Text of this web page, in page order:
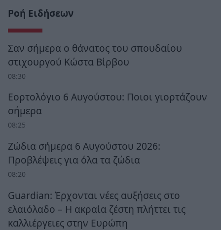
Ροή Ειδήσεων
Σαν σήμερα ο θάνατος του σπουδαίου
στιχουργού Κώστα Βίρβου
08:30
Εορτολόγιο 6 Αυγούστου: Ποιοι γιορτάζουν
σήμερα
08:25
Ζώδια σήμερα 6 Αυγούστου 2026:
Προβλέψεις για όλα τα ζώδια
08:20
Guardian: Έρχονται νέες αυξήσεις στο
ελαιόλαδο – Η ακραία ζέστη πλήττει τις
καλλιέργειες στην Ευρώπη